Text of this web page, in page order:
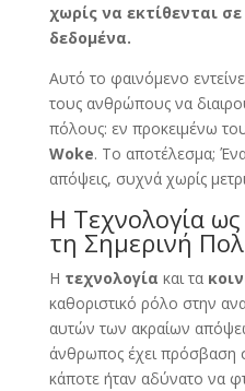
χωρίς να εκτίθενται
δεδομένα.
Αυτό το φαινόμενο
τους ανθρώπους να
πόλους: εν προκειμένω
Woke. Το αποτέλεσμα;
απόψεις, συχνά χωρίς
Η Τεχνολογία
τη Σημερινή
Η τεχνολογία και τα
καθοριστικό ρόλο στην
αυτών των ακραίων
άνθρωπος έχει πρόσβαση
κάποτε ήταν αδύνατο να